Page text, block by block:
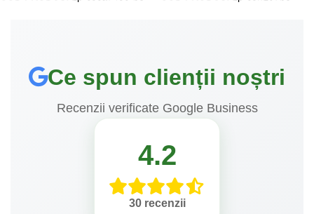
Ce spun clienții noștri
Recenzii verificate Google Business
4.2
30 recenzii